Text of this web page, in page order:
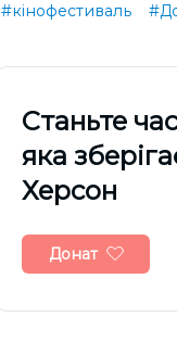
#кінофестиваль
Cтаньте
яка
Херсон
Донат